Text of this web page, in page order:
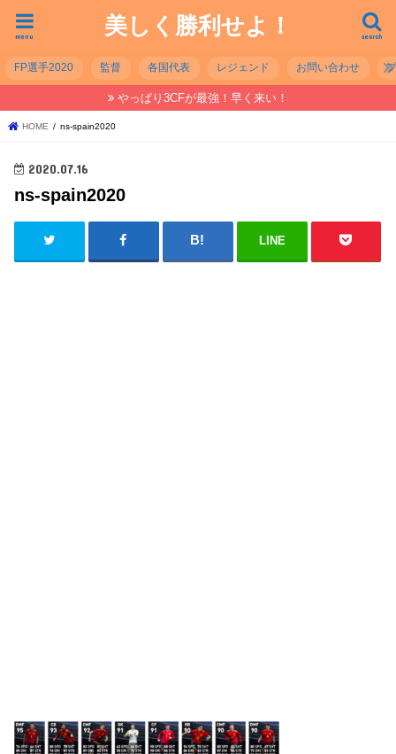
美しく勝利せよ！ search
menu
FP選手2020 監督 各国代表 レジェンド お問い合わせ
やっぱり3CFが最強！早く来い！
HOME ns-spain2020
2020.07.16
ns-spain2020
LINE